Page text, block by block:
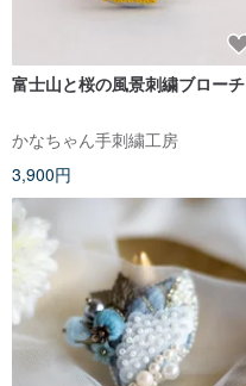
富士山と桜の風景刺繍ブローチ
かなちゃん手刺繍工房
3,900円